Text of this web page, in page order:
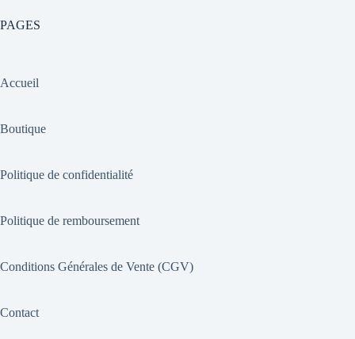
PAGES
Accueil
Boutique
Politique de confidentialité
Politique de remboursement
Conditions Générales de Vente (CGV)
Contact